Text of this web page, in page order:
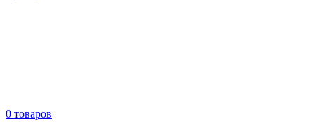
0 товаров